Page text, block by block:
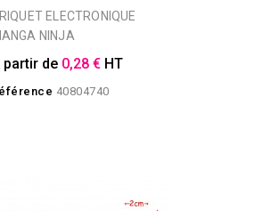
NINJA
partir de 0,28 € HT
40804740